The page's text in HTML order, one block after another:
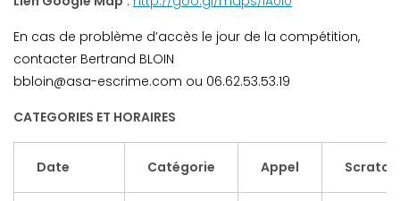
En cas de problème d’accès le jour de la compétition,
contacter Bertrand BLOIN
bbloin@asa-escrime.com ou 06.62.53.53.19
CATEGORIES ET HORAIRES
Date Catégorie Appel Scratch